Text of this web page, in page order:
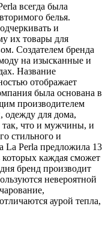
всегда была
белья.
и
их товары для
Создателем бренда
на изысканные и
Название
отображает
была основана в
производителем
для дома,
так, что и мужчины, и
стильного и
La Perla предложила 13
которых каждая сможет
бренд производит
невероятной
аурой тепла,